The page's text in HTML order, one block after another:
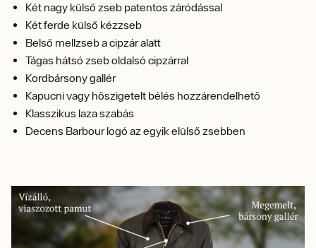
Két nagy külső zseb patentos záródással
Két ferde külső kézzseb
Belső mellzseb a cipzár alatt
Tágas hátsó zseb oldalsó cipzárral
Kordbársony gallér
Kapucni vagy hőszigetelt bélés hozzárendelhető
Klasszikus laza szabás
Decens Barbour logó az egyik elülső zsebben